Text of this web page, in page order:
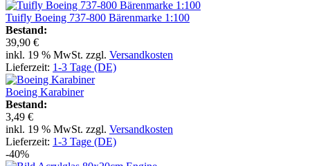
Tuifly Boeing 737-800 Bärenmarke 1:100
Bestand:
39,90 €
inkl. 19 % MwSt. zzgl. Versandkosten
Lieferzeit: 1-3 Tage (DE)
Boeing Karabiner
Bestand:
3,49 €
inkl. 19 % MwSt. zzgl. Versandkosten
Lieferzeit: 1-3 Tage (DE)
-40%